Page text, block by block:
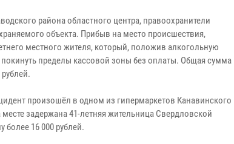
района областного центра, правоохранители
объекта. Прибыв на место происшествия,
местного жителя, который, положив алкогольную
пределы кассовой зоны без оплаты. Общая сумма
произошёл в одном из гипермаркетов Канавинского
задержана 41-летняя жительница Свердловской
16 000 рублей.